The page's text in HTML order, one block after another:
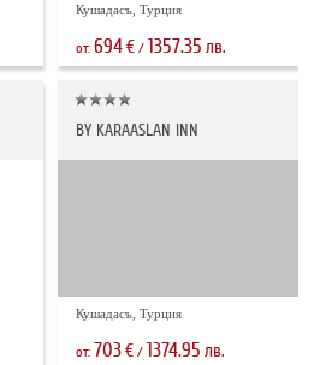
Кушадасъ, Турция
от:694€ / 1357.35 лв.
BY KARAASLAN INN
Кушадасъ, Турция
от: 703€ / 1374.95 лв.